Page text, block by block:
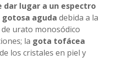
dar lugar a un espectro
aguda debida a la
urato monosódico
la gota tofácea
los cristales en piel y